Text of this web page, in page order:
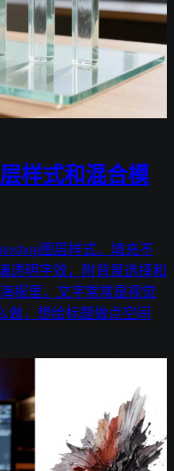
样式和混合模
图层样式、填充不
透明字效，附背景选择和
报里，文字常常是视觉
做，想给标题做点空间